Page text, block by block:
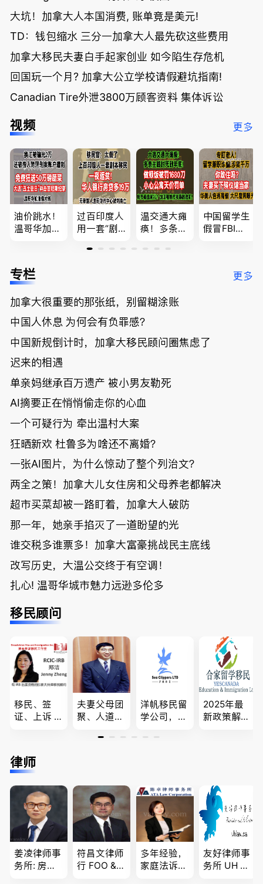
大坑！加拿大人本国消费, 账单竟是美元!
TD：钱包缩水 三分一加拿大人最先砍这些费用
加拿大移民夫妻白手起家创业 如今陷生存危机
回国玩一个月? 加拿大公立学校请假避坑指南!
Canadian Tire外泄3800万顾客资料 集体诉讼
视频 更多
油价跳水！
温哥华加油
低；免费狂
送50万磅蔬
温“丑陋土
豆日”冲击
吉尼斯纪
录；惨！留
学生换汇被
骗光2万美
元，还被卷
入跨国刑案
账户遭封！
过百印度人
用一套“剧
官：太假
欠款多出$1
9万；突
发！无辜男
孩温哥华市
中心被刺身
温交通大瘫
痪！多条主
底；做顿饭
单；房市崩
国租赁市场
恐迎暴跌危
中国留学生
假冒FBI上
夫妻住进殡
专栏 更多
加拿大很重要的那张纸，别留糊涂账
中国人休息 为何会有负罪感？
中国新规倒计时，加拿大移民顾问圈焦虑了
迟来的相遇
单亲妈继承百万遗产 被小男友勒死
AI摘要正在悄悄偷走你的心血
一个可疑行为 牵出温村大案
狂晒新欢 杜鲁多为啥还不离婚？
一张AI图片，为什么惊动了整个列治文？
两全之策！加拿大儿女住房和父母养老都解决
超市买菜却被一路盯着，加拿大人破防
那一年，她亲手掐灭了一道盼望的光
谁交税多谁票多！加拿大富豪挑战民主底线
改写历史，大温公交终于有空调！
扎心! 温哥华城市魅力远逊多伦多
移民顾问
移民、签
证、上诉 --
进”的RCIC-
IRB持牌移
夫妻父母团
聚、人道移
和工签 移
移民签证
、翻译和海
牙认证
洋帆移民留
学公司，精
签各类签证
民和魁北克
PEQ60472
08731
2025年最
新政策解
团聚，投资
移民以及各
类省提名和
技术移民
律师
姜凌律师事
务所: 房产
符昌文律师
行 FOO & C
多年经验，
家庭法诉
友好律师事
务所 UH LA